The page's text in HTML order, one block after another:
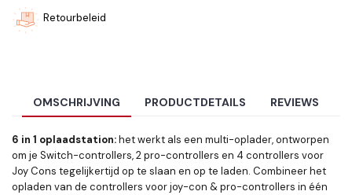
Retourbeleid
OMSCHRIJVING PRODUCTDETAILS REVIEWS
6 in 1 oplaadstation:het werkt als een multi-oplader, ontworpen
om je Switch-controllers,2 pro-controllers en 4 controllers voor
Joy Cons tegelijkertijd op te slaan en op te laden. Combineer het
opladen van de controllers voor joy-con & pro-controllers in één